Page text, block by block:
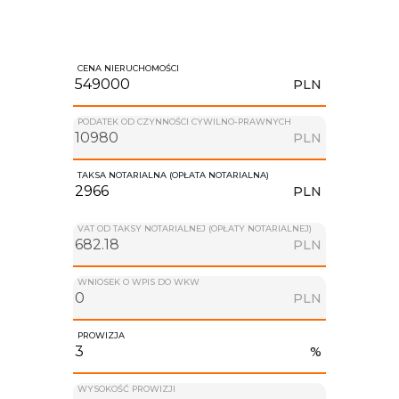
CENA NIERUCHOMOŚCI
PLN
PODATEK OD CZYNNOŚCI CYWILNO-PRAWNYCH
PLN
TAKSA NOTARIALNA (OPŁATA NOTARIALNA)
PLN
VAT OD TAKSY NOTARIALNEJ (OPŁATY NOTARIALNEJ)
PLN
WNIOSEK O WPIS DO WKW
PLN
PROWIZJA
%
WYSOKOŚĆ PROWIZJI